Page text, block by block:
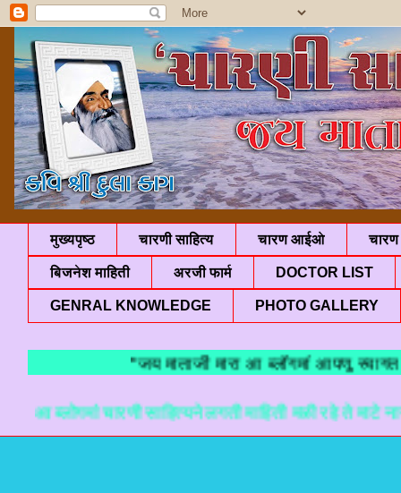
मुख्यपृष्ठ चारणी साहित्य चारण आईओ चारण
बिजनेश माहिती अरजी फार्म DOCTOR LIST
GENRAL KNOWLEDGE PHOTO GALLERY
"जय माताजी मारा आ ब्लॉगमां आपणु स्वागत
चारणी साहित्यने लगती माहिती मळी रहे ते माटे नानकडो